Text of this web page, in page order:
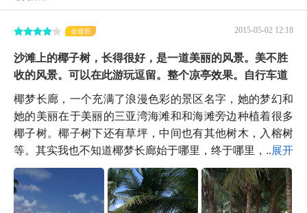
2015-05-02 12:18
金骆驼
沙滩上的椰子树，长得很好，是一道美丽的风景。美不胜
收的风景。可以在此游玩逗留。整个凉亭效果。自行车道
椰梦长廊，一个充满了浪漫色彩的景区名字，她的梦幻和
她的美丽在于美丽的三亚湾海滩和和海滩旁边种植着很多
椰子树。椰子树下还有草坪，中间也有其他树木，入榕树
等。其实我也不知道椰梦长廊始于哪里，终于哪里，...展开